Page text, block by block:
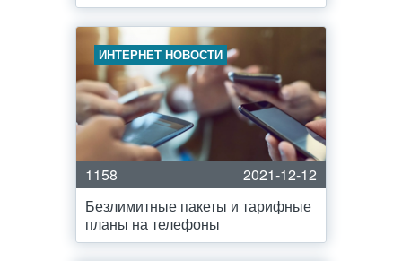
ИНТЕРНЕТ НОВОСТИ
1158
2021-12-12
Безлимитные пакеты и тарифные
планы на телефоны